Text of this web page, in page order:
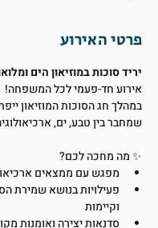
פרטי האירוע
יריד סוכות במוזיאון הים
אירוע חד-פעמי לכל המשפחה!
במהלך חג הסוכות המוזיאון
שמחבר בין טבע, ים,
✨ מה מחכה לכם?
מפגש עם ממצאים
פעילויות בנושא שמירת
וקיימות
סדנאות יצירה ואומנות